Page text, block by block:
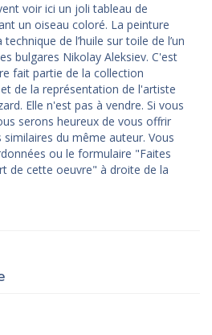
voir ici un joli tableau de
un oiseau coloré. La peinture
de l’huile sur toile de l’un
bulgares Nikolay Aleksiev. C'est
fait partie de la collection
de la représentation de l'artiste
Elle n'est pas à vendre. Si vous
serons heureux de vous offrir
du même auteur. Vous
ou le formulaire "Faites
de cette oeuvre" à droite de la